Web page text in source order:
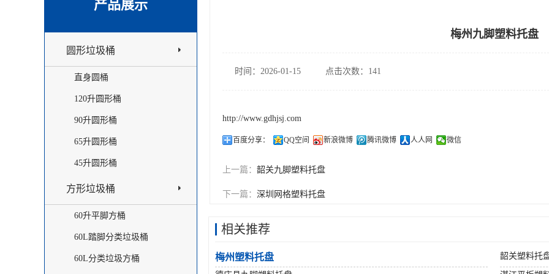
梅州九脚塑料托盘
时间：2026-01-15 点击次数：141
http://www.gdhjsj.com
百度分享： QQ空间 新浪微博 腾讯微博 人人网 微信
上一篇： 韶关九脚塑料托盘
下一篇： 深圳网格塑料托盘
相关推荐
梅州塑料托盘 韶关塑料托
产品展示
圆形垃圾桶
直身圆桶
120升圆形桶
90升圆形桶
65升圆形桶
45升圆形桶
方形垃圾桶
60升平脚方桶
60L踏脚分类垃圾桶
60L分类垃圾方桶